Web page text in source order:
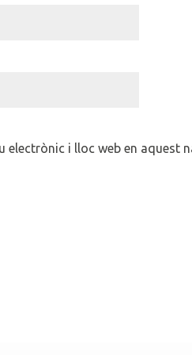
electrònic i lloc web en aquest